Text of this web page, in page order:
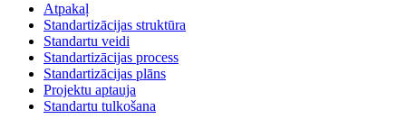
Atpakaļ
Standartizācijas struktūra
Standartu veidi
Standartizācijas process
Standartizācijas plāns
Projektu aptauja
Standartu tulkošana